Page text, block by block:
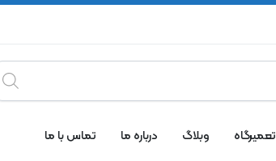
تعمیرگاه وبلاگ درباره ما تماس با ما